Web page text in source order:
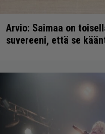
Arvio: Saimaa on
suvereeni, että se